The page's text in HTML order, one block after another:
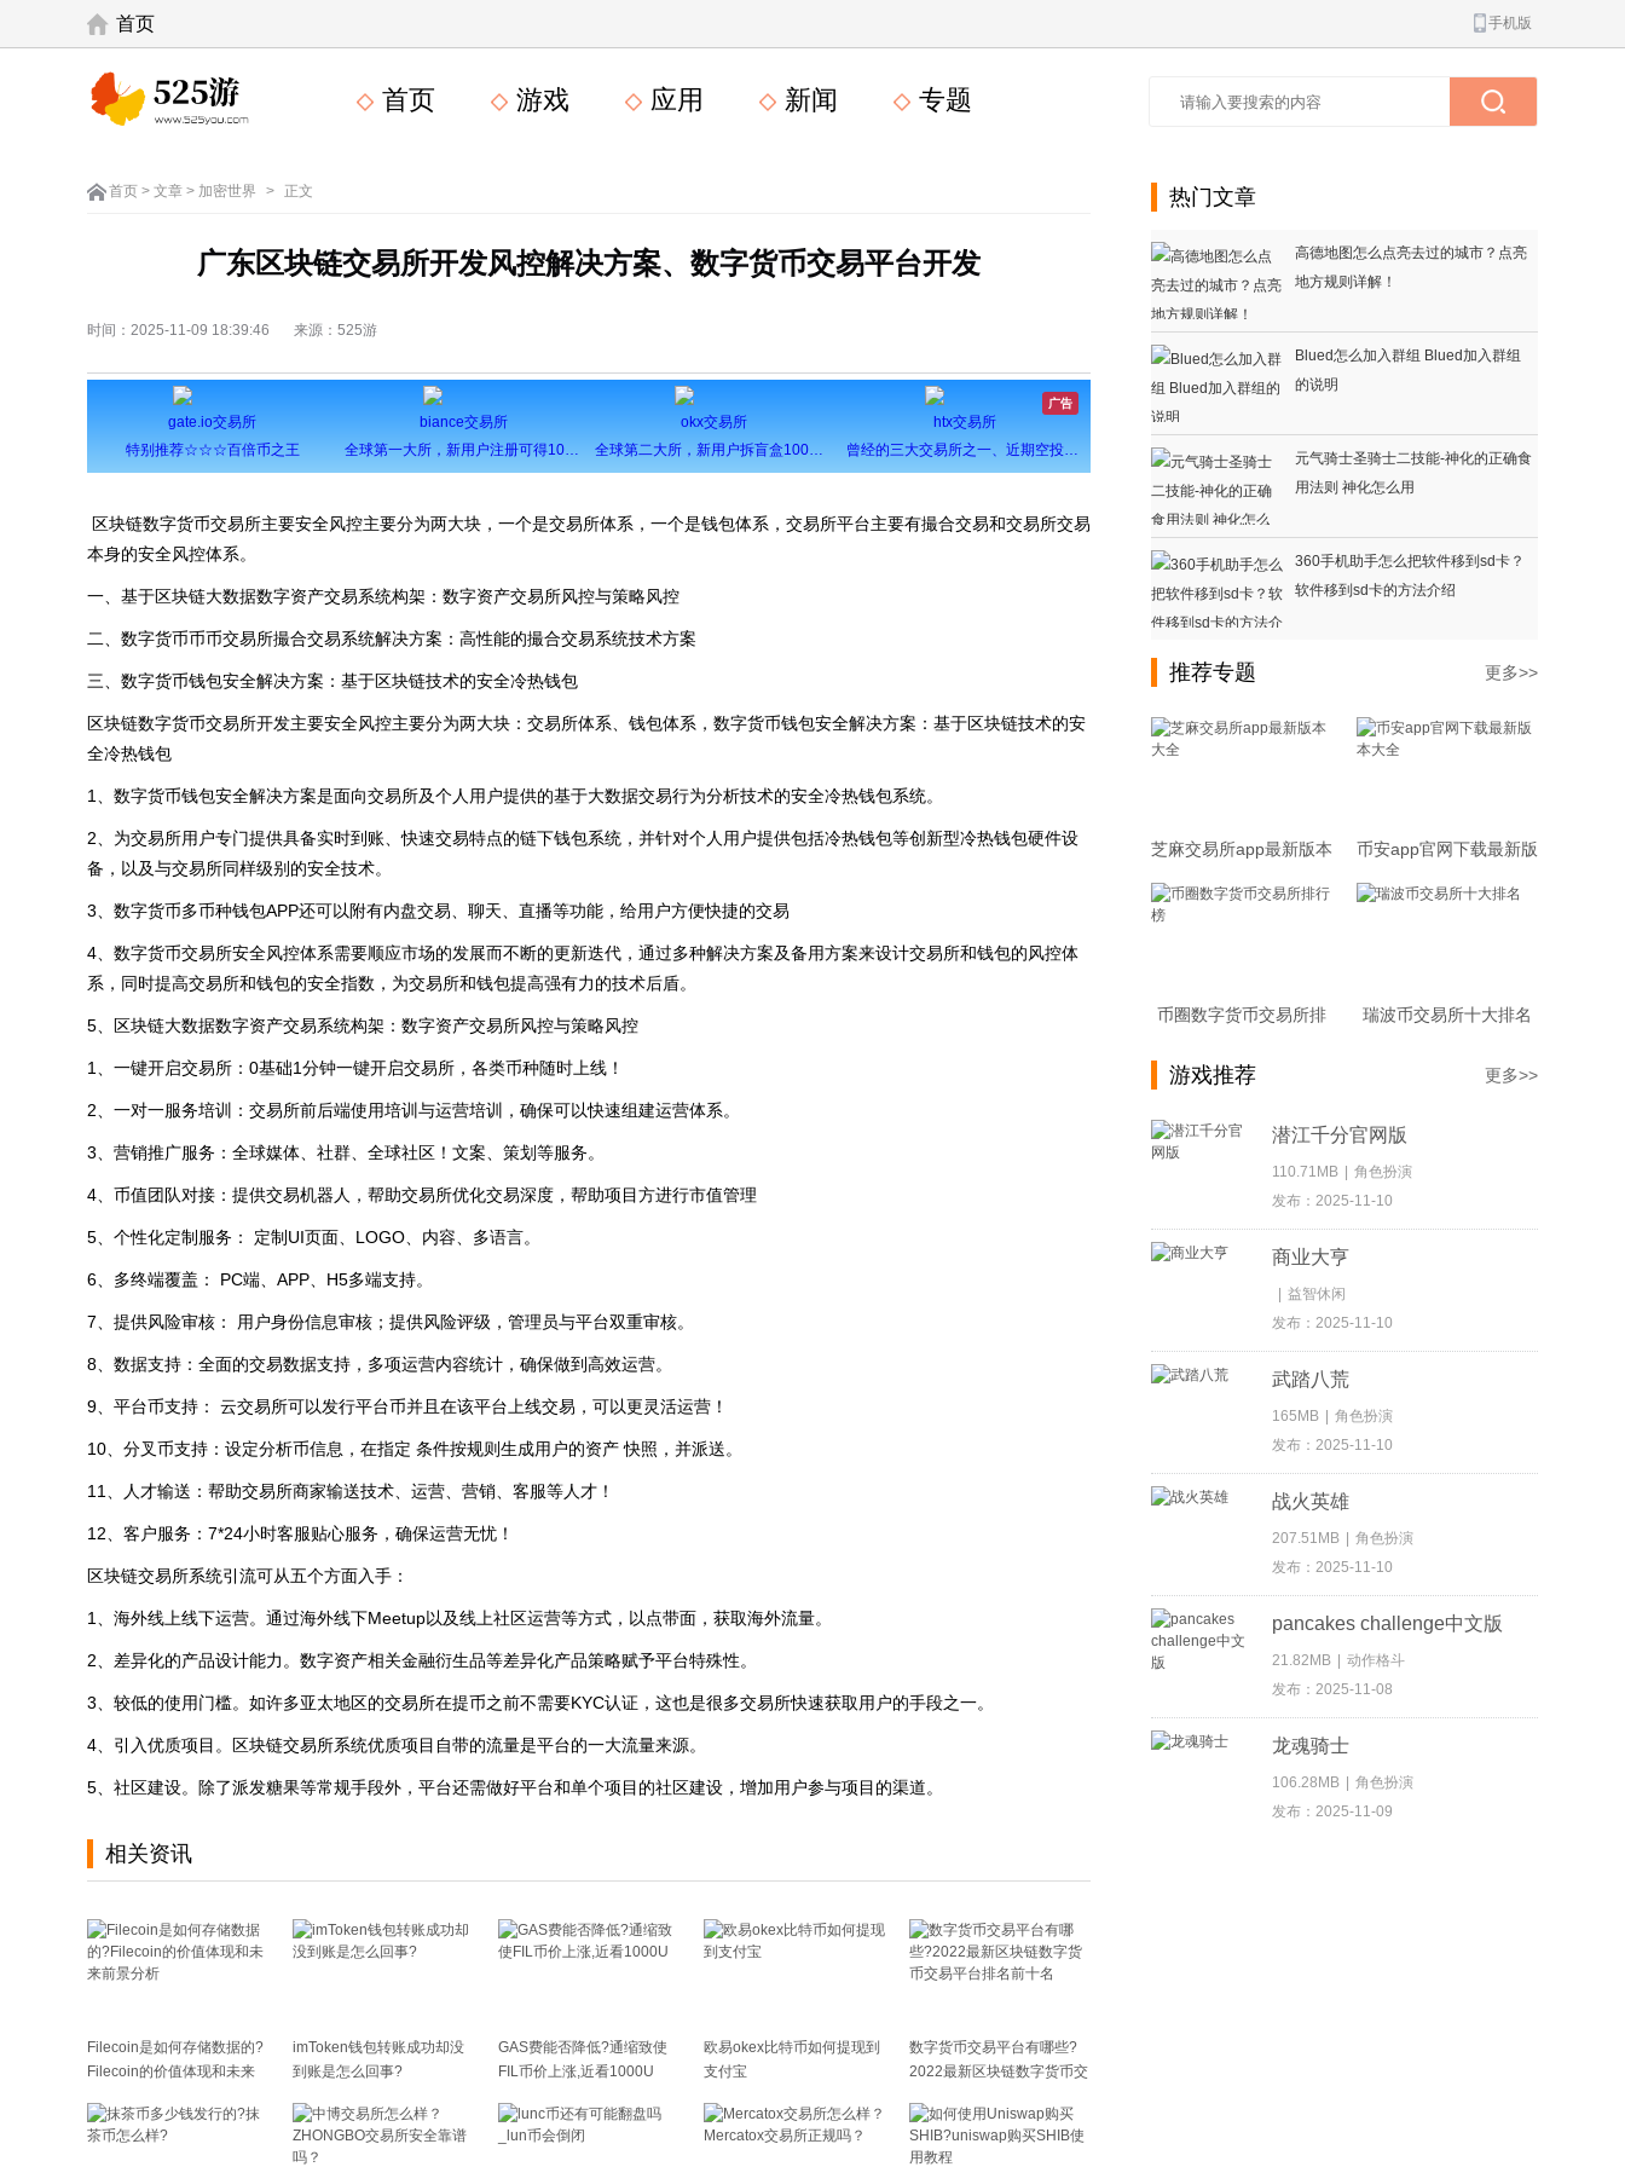
首页 手机版
首页 游戏 应用 新闻 专题
首页 > 文章 > 加密世界 > 正文
广东区块链交易所开发风控解决方案、数字货币交易平台开发
时间：2025-11-09 18:39:46 来源：525游
广告
gate.io交易所
特别推荐☆☆☆百倍币之王
biance交易所
全球第一大所，新用户注册可得100USDT奖励
okx交易所
全球第二大所，新用户拆盲盒100%中奖，最高价值60000元
htx交易所
曾经的三大交易所之一、近期空投活动较多，力争重回巅峰
区块链数字货币交易所主要安全风控主要分为两大块，一个是交易所体系，一个是钱包体系，交易所平台主要有撮合交易和交易所交易
本身的安全风控体系。
一、基于区块链大数据数字资产交易系统构架：数字资产交易所风控与策略风控
二、数字货币币币交易所撮合交易系统解决方案：高性能的撮合交易系统技术方案
三、数字货币钱包安全解决方案：基于区块链技术的安全冷热钱包
区块链数字货币交易所开发主要安全风控主要分为两大块：交易所体系、钱包体系，数字货币钱包安全解决方案：基于区块链技术的安
全冷热钱包
1、数字货币钱包安全解决方案是面向交易所及个人用户提供的基于大数据交易行为分析技术的安全冷热钱包系统。
2、为交易所用户专门提供具备实时到账、快速交易特点的链下钱包系统，并针对个人用户提供包括冷热钱包等创新型冷热钱包硬件设
备，以及与交易所同样级别的安全技术。
3、数字货币多币种钱包APP还可以附有内盘交易、聊天、直播等功能，给用户方便快捷的交易
4、数字货币交易所安全风控体系需要顺应市场的发展而不断的更新迭代，通过多种解决方案及备用方案来设计交易所和钱包的风控体
系，同时提高交易所和钱包的安全指数，为交易所和钱包提高强有力的技术后盾。
5、区块链大数据数字资产交易系统构架：数字资产交易所风控与策略风控
1、一键开启交易所：0基础1分钟一键开启交易所，各类币种随时上线！
2、一对一服务培训：交易所前后端使用培训与运营培训，确保可以快速组建运营体系。
3、营销推广服务：全球媒体、社群、全球社区！文案、策划等服务。
4、币值团队对接：提供交易机器人，帮助交易所优化交易深度，帮助项目方进行市值管理
5、个性化定制服务： 定制UI页面、LOGO、内容、多语言。
6、多终端覆盖： PC端、APP、H5多端支持。
7、提供风险审核： 用户身份信息审核；提供风险评级，管理员与平台双重审核。
8、数据支持：全面的交易数据支持，多项运营内容统计，确保做到高效运营。
9、平台币支持： 云交易所可以发行平台币并且在该平台上线交易，可以更灵活运营！
10、分叉币支持：设定分析币信息，在指定 条件按规则生成用户的资产 快照，并派送。
11、人才输送：帮助交易所商家输送技术、运营、营销、客服等人才！
12、客户服务：7*24小时客服贴心服务，确保运营无忧！
区块链交易所系统引流可从五个方面入手：
1、海外线上线下运营。通过海外线下Meetup以及线上社区运营等方式，以点带面，获取海外流量。
2、差异化的产品设计能力。数字资产相关金融衍生品等差异化产品策略赋予平台特殊性。
3、较低的使用门槛。如许多亚太地区的交易所在提币之前不需要KYC认证，这也是很多交易所快速获取用户的手段之一。
4、引入优质项目。区块链交易所系统优质项目自带的流量是平台的一大流量来源。
5、社区建设。除了派发糖果等常规手段外，平台还需做好平台和单个项目的社区建设，增加用户参与项目的渠道。
相关资讯
Filecoin是如何存储数据的?
Filecoin的价值体现和未来
imToken钱包转账成功却没
到账是怎么回事?
GAS费能否降低?通缩致使
FIL币价上涨,近看1000U
欧易okex比特币如何提现到
支付宝
数字货币交易平台有哪些?
2022最新区块链数字货币交
热门文章
高德地图怎么点亮去过的城市？点亮
地方规则详解！
Blued怎么加入群组 Blued加入群组
的说明
元气骑士圣骑士二技能-神化的正确食
用法则 神化怎么用
360手机助手怎么把软件移到sd卡？
软件移到sd卡的方法介绍
推荐专题 更多>>
芝麻交易所app最新版本
币安app官网下载最新版
币圈数字货币交易所排
瑞波币交易所十大排名
游戏推荐 更多>>
潜江千分官网版
110.71MB
角色扮演
发布：2025-11-10
商业大亨
益智休闲
发布：2025-11-10
武踏八荒
165MB
角色扮演
发布：2025-11-10
战火英雄
207.51MB
角色扮演
发布：2025-11-10
pancakes challenge中文版
21.82MB
动作格斗
发布：2025-11-08
龙魂骑士
106.28MB
角色扮演
发布：2025-11-09